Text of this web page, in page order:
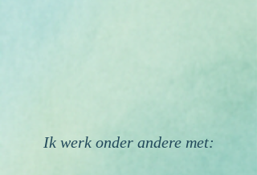
Ik werk onder andere met: